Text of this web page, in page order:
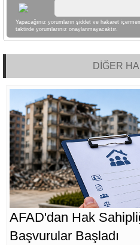
Yapacağınız yorumların şiddet ve hakaret
taktirde yorumlarınız onaylanmayacaktır.
DİĞER
AFAD'dan Hak
Başvurular Başladı